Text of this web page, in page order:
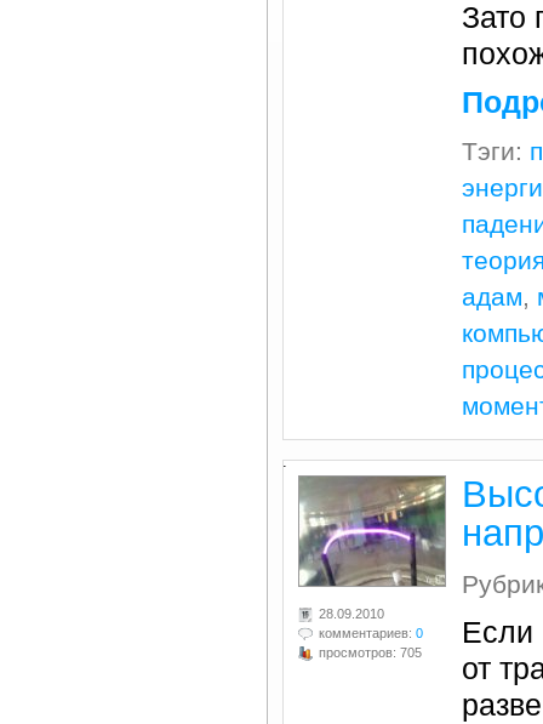
Зато
Тэги:
адам,
.
28.09.2010
комментариев: 0
просмотров: 705
Если
от